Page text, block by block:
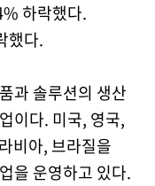
하락했다.
했다.
과 솔루션의 생산
이다. 미국, 영국,
비아, 브라질을
을 운영하고 있다.